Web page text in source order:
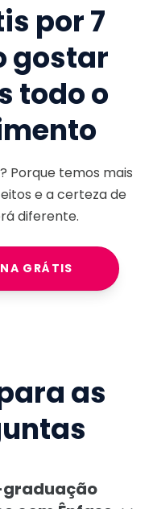
por 7
gostar
todo o
Porque temos mais
e a certeza de
diferente.
GRÁTIS
as
graduação